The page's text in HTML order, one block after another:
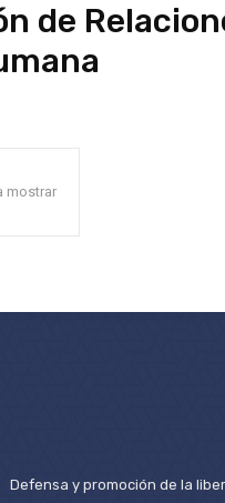
de
mostrar
Defensa y promoción de la